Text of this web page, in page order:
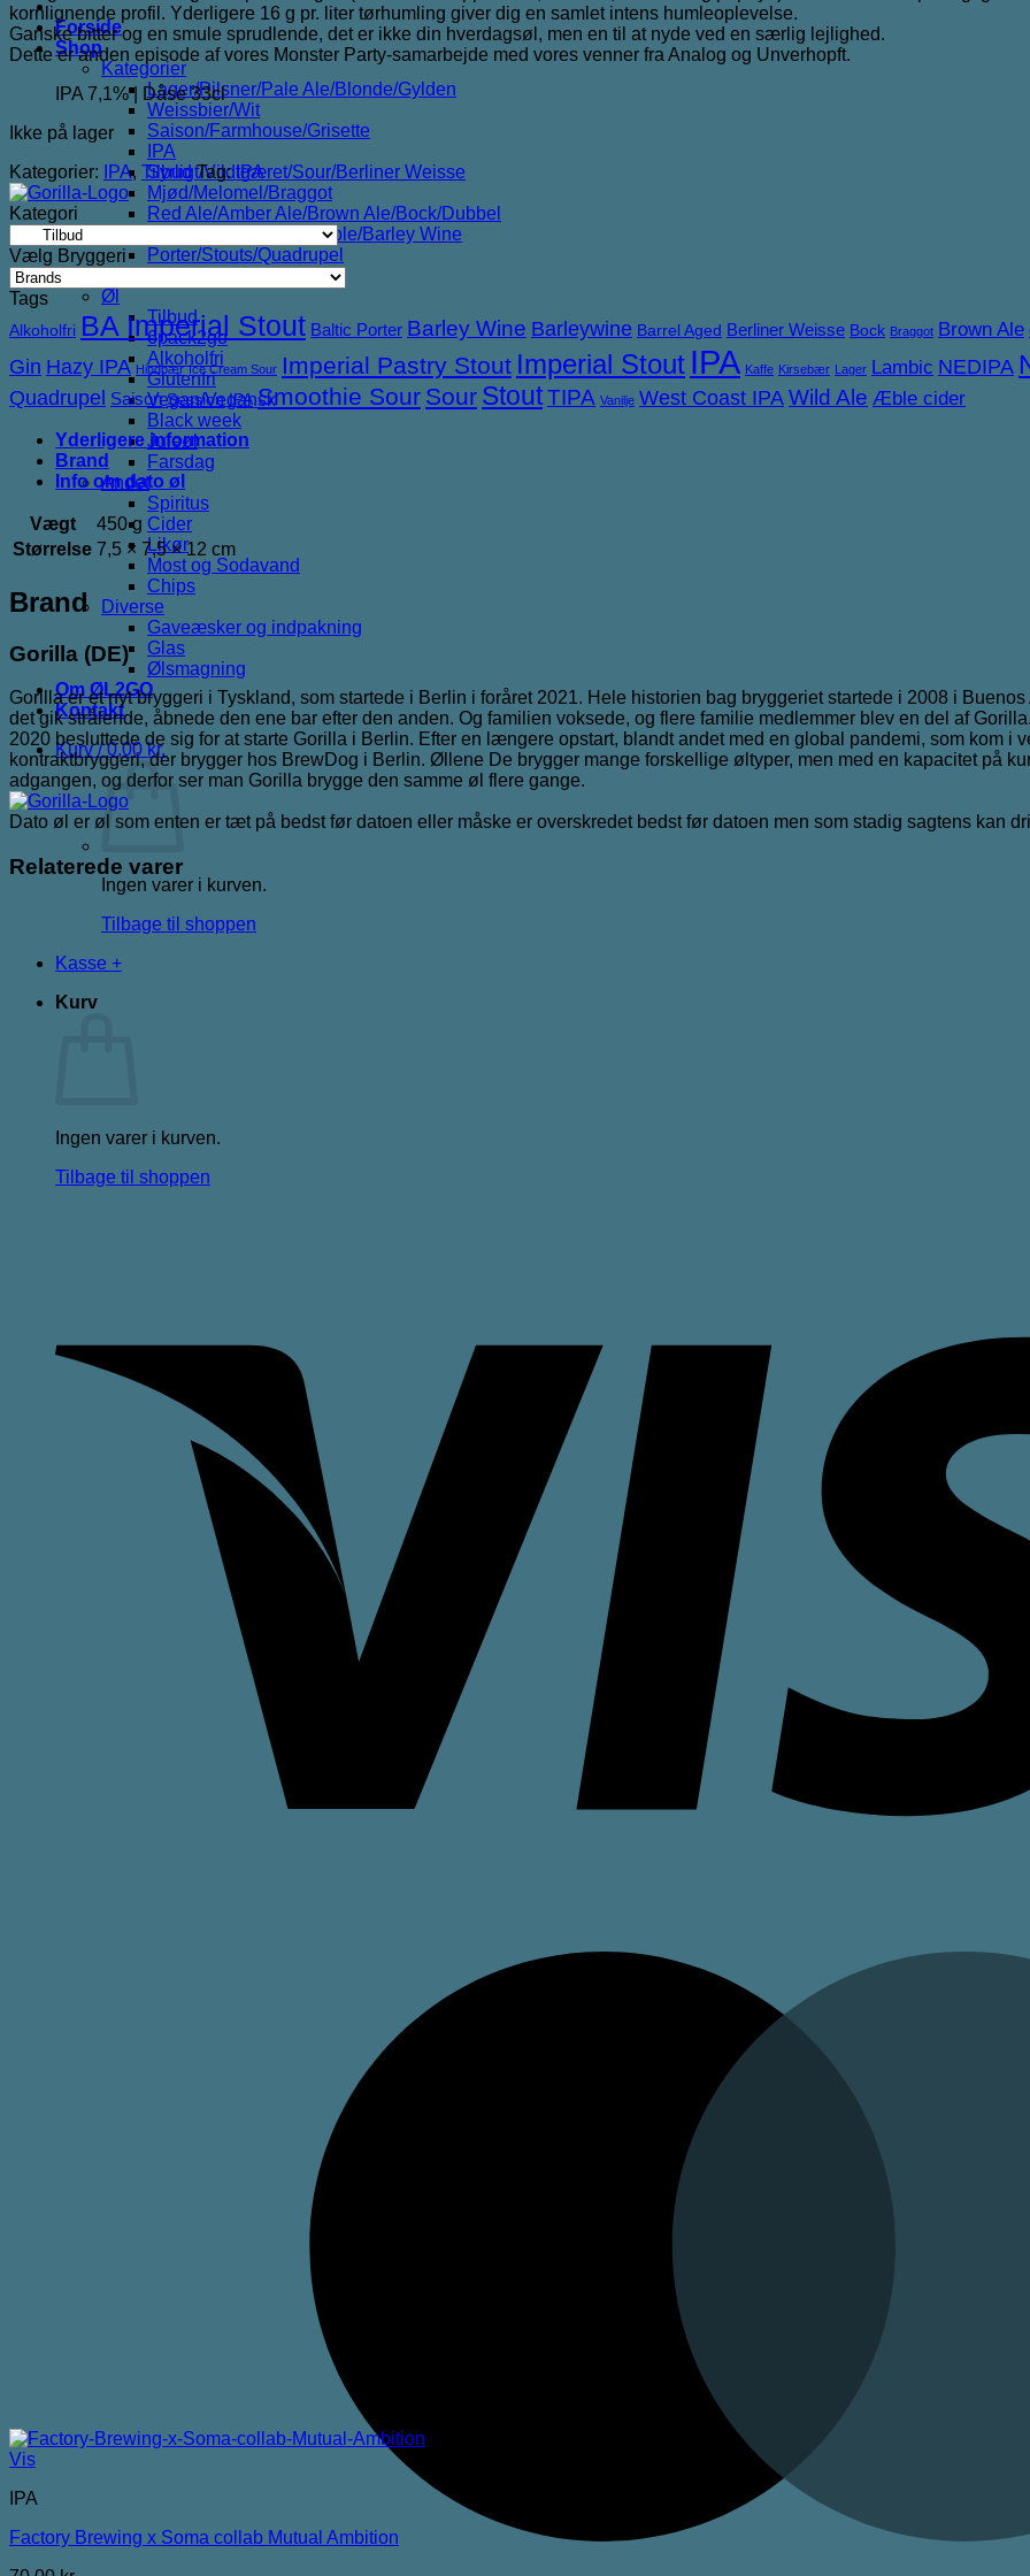
Forside
Shop
Kategorier
Lager/Pilsner/Pale Ale/Blonde/Gylden
Weissbier/Wit
Saison/Farmhouse/Grisette
IPA
Syrligt/Vildtgæret/Sour/Berliner Weisse
Mjød/Melomel/Braggot
Red Ale/Amber Ale/Brown Ale/Bock/Dubbel
Strong Ale/Dark Ale/Triple/Barley Wine
Porter/Stouts/Quadrupel
Øl
Tilbud
6pack2go
Alkoholfri
Glutenfri
Vegan/Vegansk
Black week
Juleøl
Farsdag
Andet
Spiritus
Cider
Likør
Most og Sodavand
Chips
Diverse
Gaveæsker og indpakning
Glas
Ølsmagning
Om ØL2GO
Kontakt
Kurv /0,00kr.
Ingen varer i kurven.
Tilbage til shoppen
Kasse +
Kurv
Ingen varer i kurven.
Tilbage til shoppen
46,00 kr..25,00 kr..
kornlignende profil. Yderligere 16 g pr. liter tørhumling giver dig en samlet intens humleoplevelse.
Ganske bitter og en smule sprudlende, det er ikke din hverdagsøl, men en til at nyde ved en særlig lejlighed.
Dette er anden episode af vores Monster Party-samarbejde med vores venner fra Analog og Unverhopft.
IPA 7,1% | Dåse 33cl
Ikke på lager
Kategorier:
IPA, Tilbud Tag:IPA
Kategori
Vælg Bryggeri
Tags
Alkoholfri BA Imperial Stout Baltic Porter Barley Wine Barleywine Barrel Aged Berliner Weisse Bock Braggot Brown Ale
Gin Hazy IPA Hindbær Ice Cream Sour Imperial Pastry Stout Imperial Stout IPA Kaffe Kirsebær Lager Lambic NEDIPA
Quadrupel Saison Session IPA Smoothie Sour Sour StoutTIPA Vanilje West Coast IPAWild Ale Æble cider
Yderligere information
Brand
Info om dato øl
Vægt
450 g
Størrelse 7,5 × 7,5 × 12 cm
Brand
Gorilla (DE)
Gorilla er et nyt bryggeri i Tyskland, som startede i Berlin i foråret 2021. Hele historien bag bryggeriet startede i 2008 i
det gik strålende, åbnede den ene bar efter den anden. Og familien voksede, og flere familie medlemmer blev en del af
2020 besluttede de sig for at starte Gorilla i Berlin. Efter en længere opstart, blandt andet med en global pandemi, som kom i
kontraktbryggeri, der brygger hos BrewDog i Berlin. Øllene De brygger mange forskellige øltyper, men med en kapacitet på
adgangen, og derfor ser man Gorilla brygge den samme øl flere gange.
Dato øl er øl som enten er tæt på bedst før datoen eller måske er overskredet bedst før datoen men som stadig sagtens kan
Relaterede varer
Vis
IPA
Factory Brewing x Soma collab Mutual Ambition